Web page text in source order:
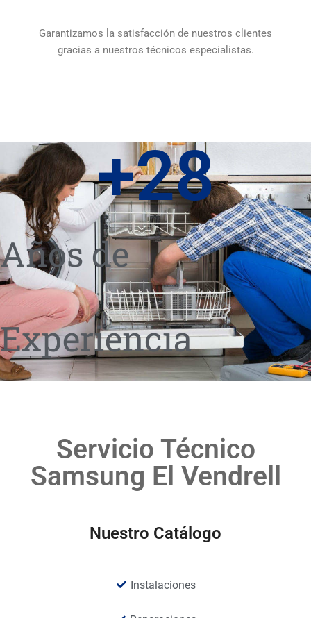
Garantizamos la satisfacción de nuestros clientes
gracias a nuestros técnicos especialistas.
Años de
Experiencia
+28
Servicio Técnico
Samsung El Vendrell
Nuestro Catálogo
Instalaciones